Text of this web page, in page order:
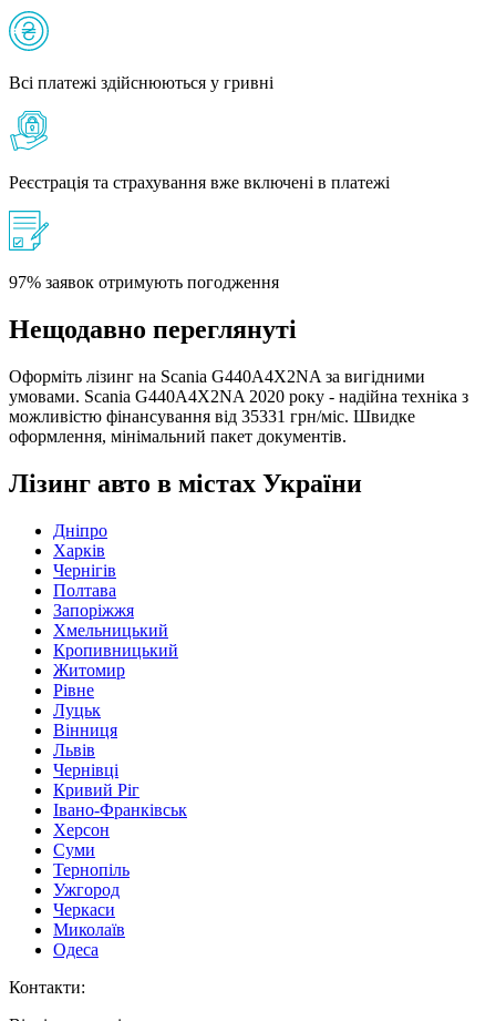
Всі платежі здійснюються у гривні
Реєстрація та страхування вже включені в платежі
97% заявок отримують погодження
Нещодавно переглянуті
Оформіть лізинг на Scania G440A4X2NA за вигідними
умовами. Scania G440A4X2NA 2020 року - надійна техніка з
можливістю фінансування від 35331 грн/міс. Швидке
оформлення, мінімальний пакет документів.
Лізинг авто в містах України
Дніпро
Харків
Чернігів
Полтава
Запоріжжя
Хмельницький
Кропивницький
Житомир
Рівне
Луцьк
Вінниця
Львів
Чернівці
Кривий Ріг
Івано-Франківськ
Херсон
Суми
Тернопіль
Ужгород
Черкаси
Миколаїв
Одеса
Контакти: